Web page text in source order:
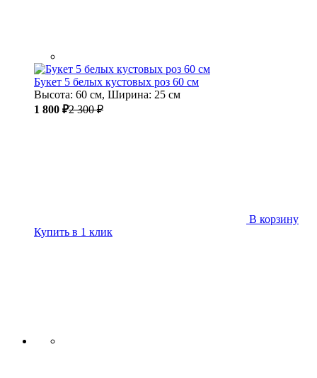
Букет 5 белых кустовых роз 60 см
Высота: 60 см, Ширина: 25 см
1 800 ₽2 300 ₽
В корзину
Купить в 1 клик